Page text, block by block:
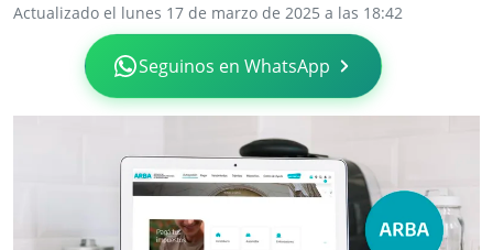
Actualizado el lunes 17 de marzo de 2025 a las 18:42
Seguinos en WhatsApp